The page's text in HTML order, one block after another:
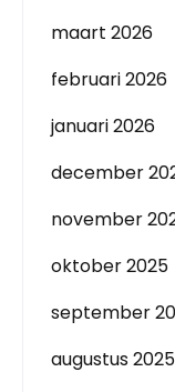
maart 2026
februari 2026
januari 2026
december
november
oktober 2025
september
augustus 2025